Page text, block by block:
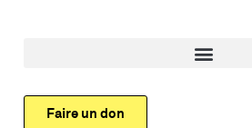
Faire un don